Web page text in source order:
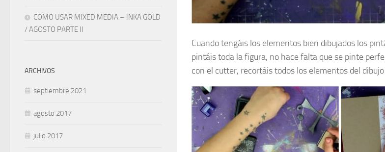
Cuando tengáis los elementos bien dibujados los
pintáis toda la figura, no hace falta que se pinte
con el cutter, recortáis todos los elementos del
COMO USAR MIXED MEDIA – INKA GOLD
/ AGOSTO PARTE II
ARCHIVOS
septiembre 2021
agosto 2017
julio 2017